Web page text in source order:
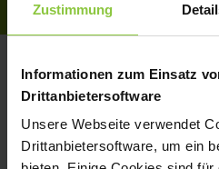
Zustimmung
Informationen zum Einsatz
Drittanbietersoftware
Unsere Webseite verwendet
Drittanbietersoftware, um ein
Unsere